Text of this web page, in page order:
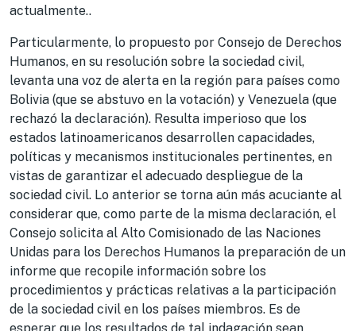
actualmente..
Particularmente, lo propuesto por Consejo de Derechos
Humanos, en su resolución sobre la sociedad civil,
levanta una voz de alerta en la región para países como
Bolivia (que se abstuvo en la votación) y Venezuela (que
rechazó la declaración). Resulta imperioso que los
estados latinoamericanos desarrollen capacidades,
políticas y mecanismos institucionales pertinentes, en
vistas de garantizar el adecuado despliegue de la
sociedad civil. Lo anterior se torna aún más acuciante al
considerar que, como parte de la misma declaración, el
Consejo solicita al Alto Comisionado de las Naciones
Unidas para los Derechos Humanos la preparación de un
informe que recopile información sobre los
procedimientos y prácticas relativas a la participación
de la sociedad civil en los países miembros. Es de